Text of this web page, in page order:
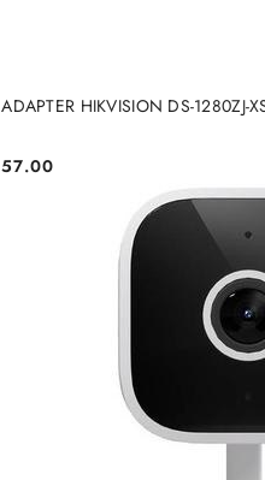
ADAPTER HIKVISION DS-1280ZJ-
Cena:
57.00
DODAJ DO